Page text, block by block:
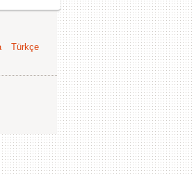
Türkçe